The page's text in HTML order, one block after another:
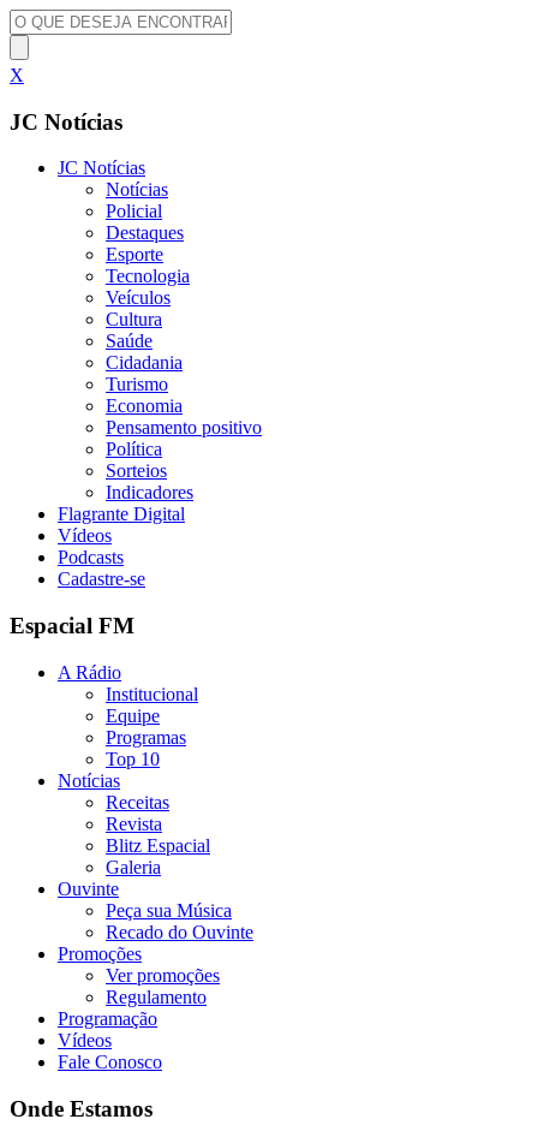
X
JC Notícias
JC Notícias
Notícias
Policial
Destaques
Esporte
Tecnologia
Veículos
Cultura
Saúde
Cidadania
Turismo
Economia
Pensamento positivo
Política
Sorteios
Indicadores
Flagrante Digital
Vídeos
Podcasts
Cadastre-se
Espacial FM
A Rádio
Institucional
Equipe
Programas
Top 10
Notícias
Receitas
Revista
Blitz Espacial
Galeria
Ouvinte
Peça sua Música
Recado do Ouvinte
Promoções
Ver promoções
Regulamento
Programação
Vídeos
Fale Conosco
Onde Estamos